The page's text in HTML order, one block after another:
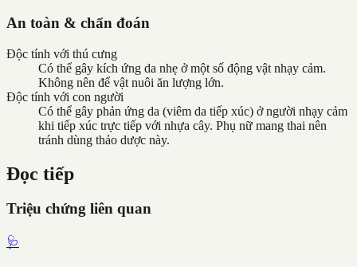
An toàn & chẩn đoán
Độc tính với thú cưng
Có thể gây kích ứng da nhẹ ở một số động vật nhạy cảm.
Không nên để vật nuôi ăn lượng lớn.
Độc tính với con người
Có thể gây phản ứng da (viêm da tiếp xúc) ở người nhạy cảm
khi tiếp xúc trực tiếp với nhựa cây. Phụ nữ mang thai nên
tránh dùng thảo dược này.
Đọc tiếp
Triệu chứng liên quan
🩺